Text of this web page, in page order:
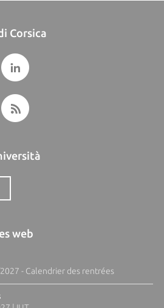
Corsica
web
- Calendrier des rentrées